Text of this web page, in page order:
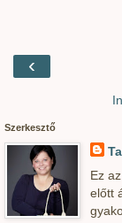
‹
Szerkesztő
Ez
előtt